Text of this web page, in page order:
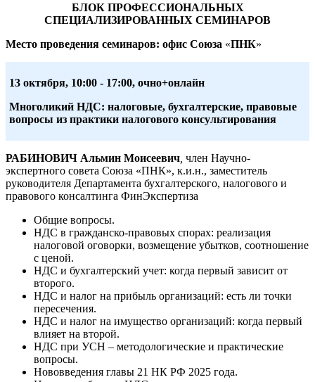
БЛОК ПРОФЕССИОНАЛЬНЫХ
СПЕЦИАЛИЗИРОВАННЫХ СЕМИНАРОВ
Место проведения семинаров: офис Союза «ПНК»
13 октября, 10:00 - 17:00, очно+онлайн
Многоликий НДС: налоговые, бухгалтерские, правовые
вопросы из практики налогового консультирования
РАБИНОВИЧ Альмин Моисеевич член Научно-
экспертного совета Союза «ПНК», к.и.н., заместитель
руководителя Департамента бухгалтерского, налогового и
правового консалтинга ФинЭкспертиза
Общие вопросы.
НДС в гражданско-правовых спорах: реализация
налоговой оговорки, возмещение убытков, соотношение
с ценой.
НДС и бухгалтерский учет: когда первый зависит от
второго.
НДС и налог на прибыль организаций: есть ли точки
пересечения.
НДС и налог на имущество организаций: когда первый
влияет на второй.
НДС при УСН – методологические и практические
вопросы.
Нововведения главы 21 НК РФ 2025 года.